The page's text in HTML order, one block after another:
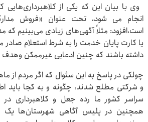
وی با بیان این که یکی از
انجام می شود، تحت عنوان «فروش
است،افزود: مثلاً آگهی‌های زیادی می‌بینیم که
یا کارت پایان خدمت را به شرط استعلام
داشته باشند که چنین ادعایی غیرممکن
چولکی در پاسخ به این سئوال که اگر مردم از
و شرکتی مطلع شدند، چگونه و به کجا باید
سراسر کشور ما رده جعل و کلاهبرداری در
همچنین در پلیس آگاهی شهرستان‌ها یک